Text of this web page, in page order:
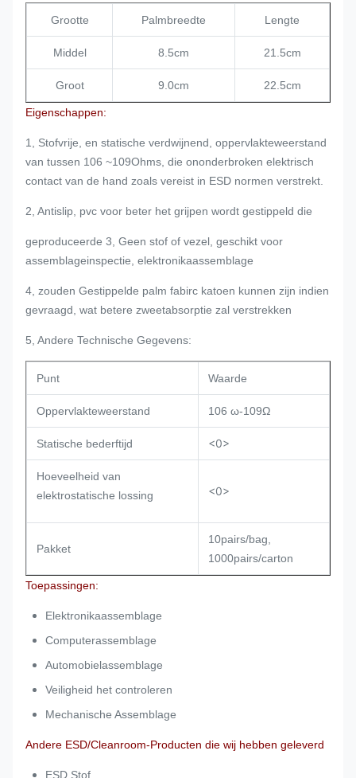
Grootte Palmbreedte Lengte
Middel 8.5cm 21.5cm
Groot 9.0cm 22.5cm
Eigenschappen:
1, Stofvrije, en statische verdwijnend, oppervlakteweerstand
van tussen 106 ~109Ohms, die ononderbroken elektrisch
contact van de hand zoals vereist in ESD normen verstrekt.
2, Antislip, pvc voor beter het grijpen wordt gestippeld die
geproduceerde 3, Geen stof of vezel, geschikt voor
assemblageinspectie, elektronikaassemblage
4, zouden Gestippelde palm fabirc katoen kunnen zijn indien
gevraagd, wat betere zweetabsorptie zal verstrekken
5, Andere Technische Gegevens:
Punt Waarde
Oppervlakteweerstand 106 ω-109Ω
Statische bederftijd <0>
Hoeveelheid van
elektrostatische lossing
<0>
Pakket
10pairs/bag,
1000pairs/carton
Toepassingen:
Elektronikaassemblage
Computerassemblage
Automobielassemblage
Veiligheid het controleren
Mechanische Assemblage
Andere ESD/Cleanroom-Producten die wij hebben geleverd
ESD Stof,